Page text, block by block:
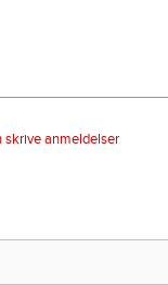
skrive anmeldelser